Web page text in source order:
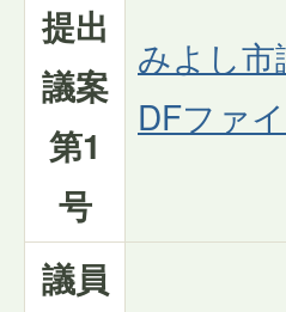
提出
議案
第1
号
みよし市
DFファ
議員